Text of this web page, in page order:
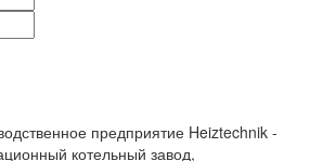
предприятие Heiztechnik -
котельный завод,